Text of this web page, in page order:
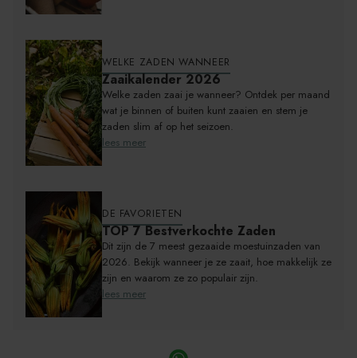
WELKE ZADEN WANNEER
Zaaikalender 2026
Welke zaden zaai je wanneer? Ontdek per maand
wat je binnen of buiten kunt zaaien en stem je
zaden slim af op het seizoen.
lees meer
DE FAVORIETEN
TOP 7 Bestverkochte Zaden
Dit zijn de 7 meest gezaaide moestuinzaden van
2026. Bekijk wanneer je ze zaait, hoe makkelijk ze
zijn en waarom ze zo populair zijn.
lees meer